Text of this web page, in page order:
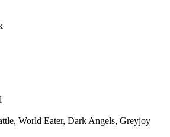
World Eater, Dark Angels, Greyjoy